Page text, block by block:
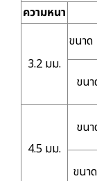
ความหนา
3.2 มม.
ขนาด
ขน
4.5 มม.
ขน
ขนา